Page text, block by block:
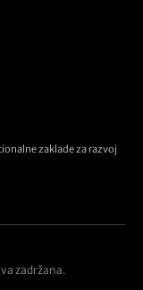
zaklade za razvoj
zadržana.